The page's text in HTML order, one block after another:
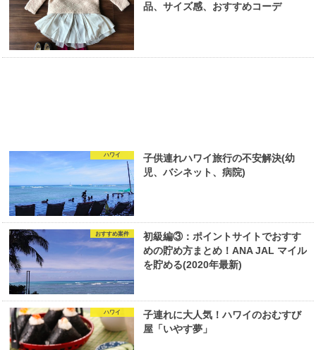
品、サイズ感、おすすめコーデ
ハワイ
子供連れハワイ旅行の不安解決(幼
児、バシネット、病院)
おすすめ案件
初級編③：ポイントサイトでおすす
めの貯め方まとめ！ANA JAL マイル
を貯める(2020年最新)
ハワイ
子連れに大人気！ハワイのおむすび
屋「いやす夢」